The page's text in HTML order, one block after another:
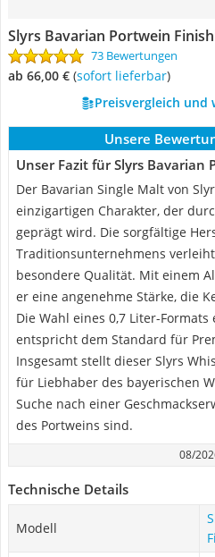
Slyrs Bavarian Portwein
73 Bewertungen
ab 66,00 € ( Sofort lieferbar)
Preisvergleich und
Unsere
Unser Fazit für Slyrs Bavarian
Der Bavarian Single Malt von
einzigartigen Charakter, der
geprägt wird. Die sorgfältige
Traditionsunternehmens
besondere Qualität. Mit einem
er eine angenehme Stärke, die
Die Wahl eines 0,7 Liter-
entspricht dem Standard für
Insgesamt stellt dieser Slyrs
für Liebhaber des bayerischen
Suche nach einer
des Portweins sind.
08/
Technische Details
Modell